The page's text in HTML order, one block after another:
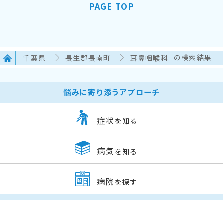
PAGE TOP
千葉県 長生郡長南町 耳鼻咽喉科 の検索結果
悩みに寄り添うアプローチ
症状 を知る
病気 を知る
病院 を探す